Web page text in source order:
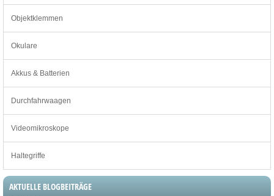
Objektklemmen
Okulare
Akkus & Batterien
Durchfahrwaagen
Videomikroskope
Haltegriffe
AKTUELLE BLOGBEITRÄGE